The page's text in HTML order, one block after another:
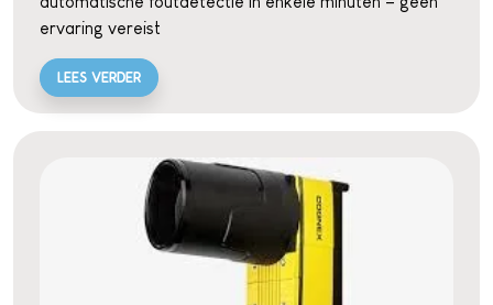
ervaring vereist
LEES VERDER